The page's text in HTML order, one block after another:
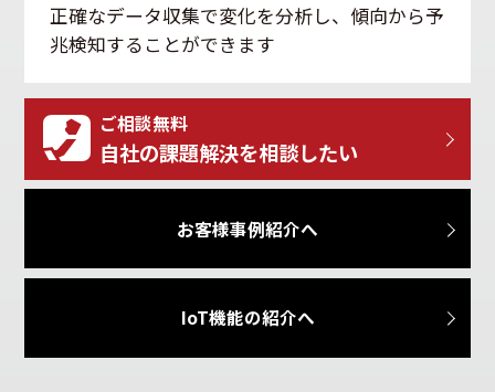
正確なデータ収集で変化を分析し、傾向から予
兆検知することができます
ご相談無料
自社の課題解決を相談したい
お客様事例紹介へ
IoT機能の紹介へ